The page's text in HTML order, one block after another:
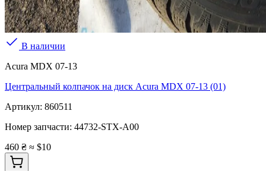
В наличии
Acura MDX 07-13
Центральный колпачок на диск Acura MDX 07-13 (01)
Артикул: 860511
Номер запчасти: 44732-STX-A00
460 ₴ ≈ $10